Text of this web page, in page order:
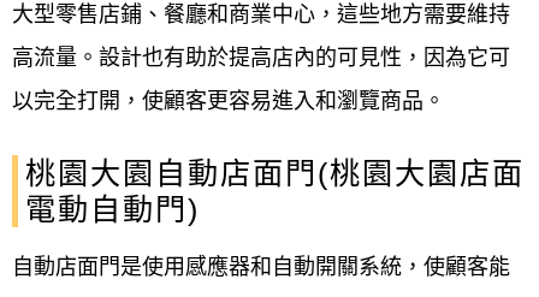
大型零售店鋪、餐廳和商業中心，這些地方需要維持
高流量。設計也有助於提高店內的可見性，因為它可
以完全打開，使顧客更容易進入和瀏覽商品。
桃園大園自動店面門(桃園大園店面
電動自動門)
自動店面門是使用感應器和自動開關系統，使顧客能